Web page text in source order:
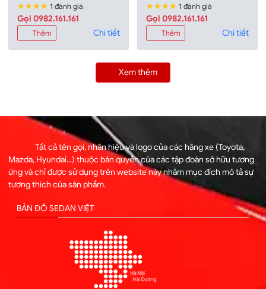
★★★★ 1 đánh giá
Gọi 0982.161.161
Thêm Chi tiết
★★★★ 1 đánh giá
Gọi 0982.161.161
Thêm Chi tiết
Xem thêm
Tất cả tên gọi, nhãn hiệu và logo của các hãng xe (Toyota,
Mazda, Hyundai...) thuộc bản quyền của các tập đoàn sở hữu tương
ứng và chỉ được sử dụng trên website này nhằm mục đích mô tả sự
tương thích của sản phẩm.
BẢN ĐỒ SEDAN VIỆT